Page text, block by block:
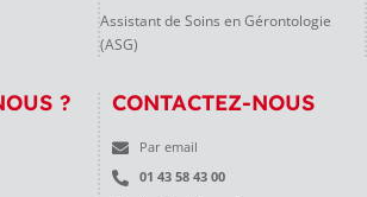
Assistant de Soins en Gérontologie
(ASG)
? CONTACTEZ-NOUS
Par email
01 43 58 43 00